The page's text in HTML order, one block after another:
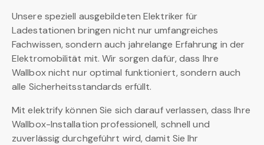
Unsere speziell ausgebildeten Elektriker für
Ladestationen bringen nicht nur umfangreiches
Fachwissen, sondern auch jahrelange Erfahrung in der
Elektromobilität mit. Wir sorgen dafür, dass Ihre
Wallbox nicht nur optimal funktioniert, sondern auch
alle Sicherheitsstandards erfüllt.
Mit elektrify können Sie sich darauf verlassen, dass Ihre
Wallbox-Installation professionell, schnell und
zuverlässig durchgeführt wird, damit Sie Ihr